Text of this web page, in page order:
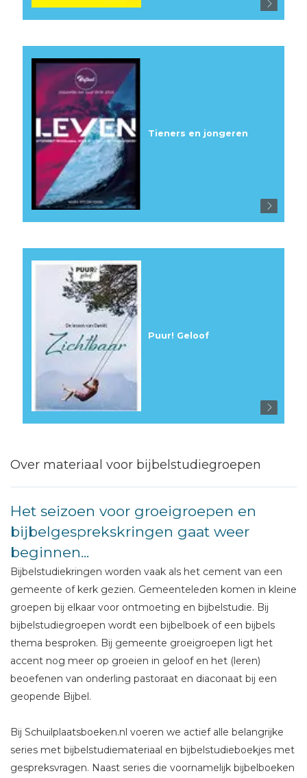
Tieners en jongeren
Puur! Geloof
Over materiaal voor bijbelstudiegroepen
Het seizoen voor groeigroepen en
bijbelgesprekskringen gaat weer
beginnen...
Bijbelstudiekringen worden vaak als het cement van een
gemeente of kerk gezien. Gemeenteleden komen in kleine
groepen bij elkaar voor ontmoeting en bijbelstudie. Bij
bijbelstudiegroepen wordt een bijbelboek of een bijbels
thema besproken. Bij gemeente groeigroepen ligt het
accent nog meer op groeien in geloof en het (leren)
beoefenen van onderling pastoraat en diaconaat bij een
geopende Bijbel.
Bij Schuilplaatsboeken.nl voeren we actief alle belangrijke
series met bijbelstudiemateriaal en bijbelstudieboekjes met
gespreksvragen. Naast series die voornamelijk bijbelboeken